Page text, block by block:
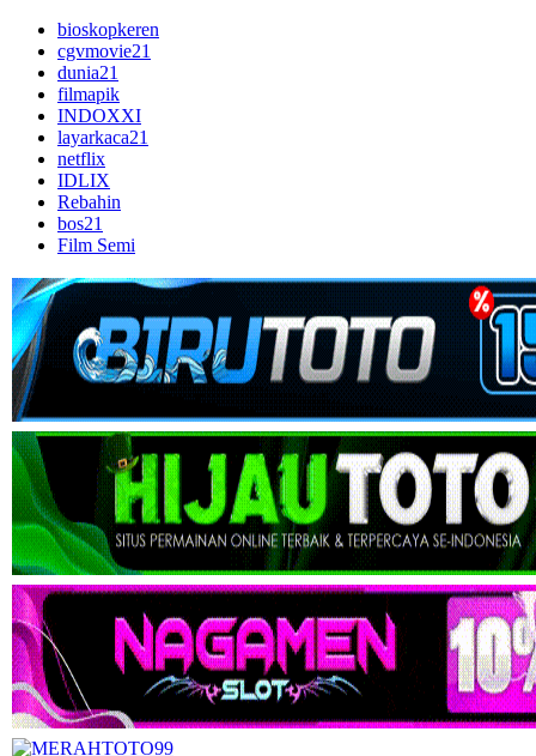
bioskopkeren
cgvmovie21
dunia21
filmapik
INDOXXI
layarkaca21
netflix
IDLIX
Rebahin
bos21
Film Semi